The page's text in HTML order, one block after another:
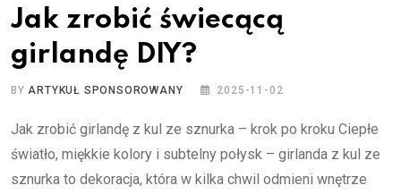
Jak zrobić świecącą
girlandę DIY?
BY ARTYKUŁ SPONSOROWANY 2025-11-02
Jak zrobić girlandę z kul ze sznurka – krok po kroku Ciepłe
światło, miękkie kolory i subtelny połysk – girlanda z kul ze
sznurka to dekoracja, która w kilka chwil odmieni wnętrze